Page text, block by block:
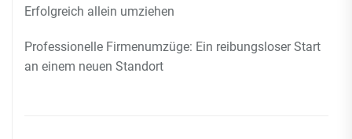
Erfolgreich allein umziehen
Professionelle Firmenumzüge: Ein reibungsloser Start
an einem neuen Standort